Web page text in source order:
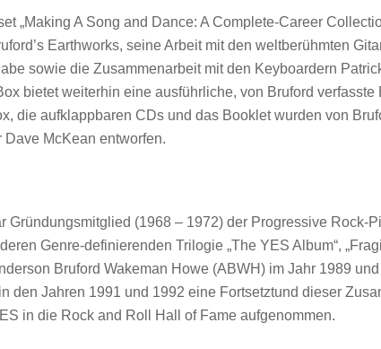
„Making A Song and Dance: A Complete-Career
Earthworks, seine Arbeit mit den weltberühmten
sowie die Zusammenarbeit mit den Keyboardern
bietet weiterhin eine ausführliche, von Bruford
die aufklappbaren CDs und das Booklet wurden von
Dave McKean entworfen.
Gründungsmitglied (1968 – 1972) der Progressive Rock-
Genre-definierenden Trilogie „The YES Album“,
Bruford Wakeman Howe (ABWH) im Jahr 1989
den Jahren 1991 und 1992 eine Fortsetztund dieser
in die Rock and Roll Hall of Fame aufgenommen.